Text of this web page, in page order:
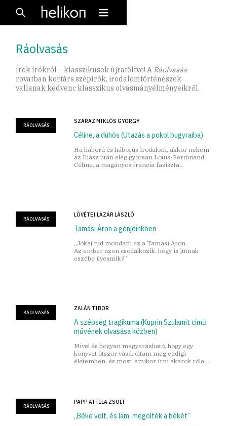
Ráolvasás
Írók írókról – klasszikusok újratöltve! A Ráolvasás
rovatban kortárs szépírók, irodalomtörténészek
vallanak kedvenc klasszikus olvasmányélményeikről.
RÁOLVASÁS
SZÁRAZ MIKLÓS GYÖRGY
Céline, a dühös (Utazás a pokol bugyraiba)
Ha háború és háborús irodalom, akkor nekem
az Íliász után elég gyorsan Louis-Ferdinand
Céline, a magányos francia fasiszta
RÁOLVASÁS
LÖVÉTEI LÁZÁR LÁSZLÓ
Tamási Áron a génjeinkben
„Jókat tud mondani ez a Tamási Áron.
Az ember azon csodálkozik, hogy is jutnak
eszébe ilyesmik?”
RÁOLVASÁS
ZALÁN TIBOR
A szépség tragikuma (Kuprin Szulamit című
művének olvasása közben)
Mivel és hogyan magyarázható, hogy egy
könyvet ötször vásároltam meg eddigi
életemben, és most, amikor írni akarok róla,
RÁOLVASÁS
PAPP ATTILA ZSOLT
„Béke volt, és lám, megölték a békét”